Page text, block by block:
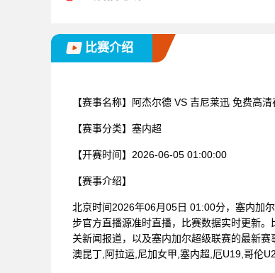
比赛介绍
【赛事名称】 阿杰尔德 VS 吉尼莱迅 免费高
【赛事分类】 塞内超
【开赛时间】 2026-06-05 01:00:00
【赛事介绍】
北京时间2026年06月05日 01:00分，塞内加
步官方直播源准时直播，比赛数据实时更新
关新闻报道，以及塞内加尔超级联赛的最新
澳昆丁,阿拉运,尼加女甲,塞内超,厄U19,哥伦